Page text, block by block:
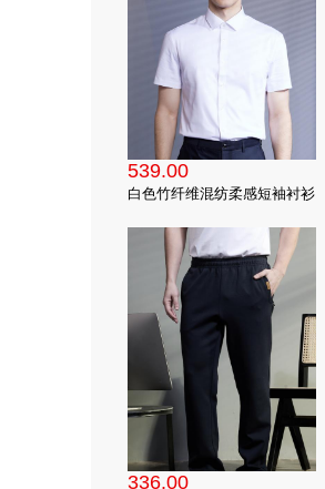
539.00
白色竹纤维混纺柔感短袖衬衫
336.00